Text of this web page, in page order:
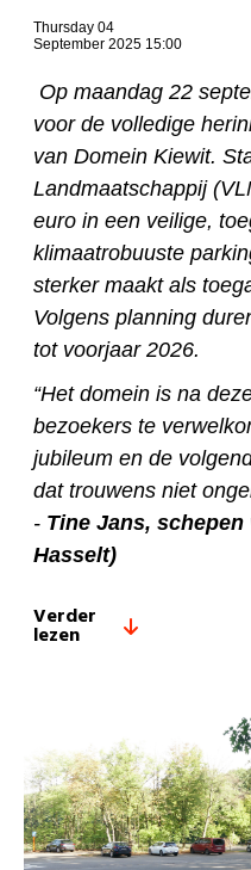
Thursday 04
September 2025 15:00
Op maandag 22
voor de volledige
van Domein Kiewit.
Landmaatschappij
euro in een veilige,
klimaatrobuuste
sterker maakt als
Volgens planning
tot voorjaar 2026.
“Het domein is na
bezoekers te
jubileum en de
dat trouwens niet
- Tine Jans,
Hasselt)
Verder
lezen